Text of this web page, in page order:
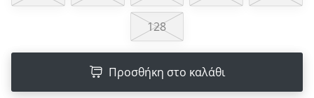
128
Προσθήκη στο καλάθι